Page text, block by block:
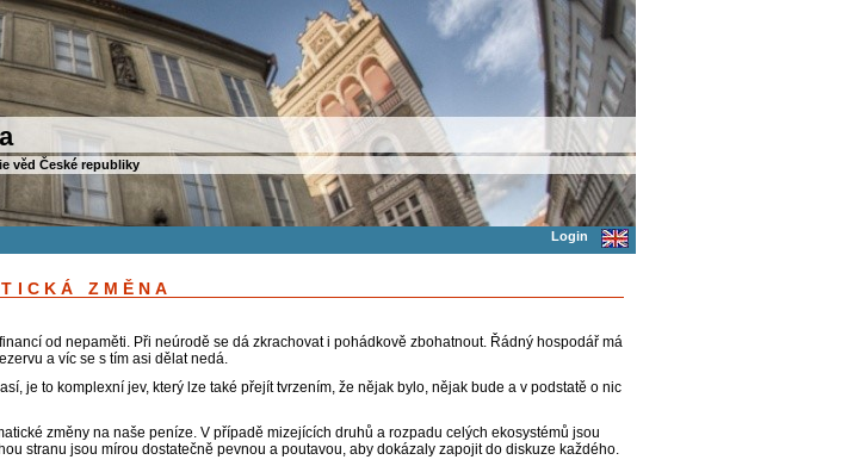
věd České republiky
Login
ZMĚNA
od nepaměti. Při neúrodě se dá zkrachovat i pohádkově zbohatnout. Řádný hospodář má
a víc se s tím asi dělat nedá.
je to komplexní jev, který lze také přejít tvrzením, že nějak bylo, nějak bude a v podstatě o nic
změny na naše peníze. V případě mizejících druhů a rozpadu celých ekosystémů jsou
stranu jsou mírou dostatečně pevnou a poutavou, aby dokázaly zapojit do diskuze každého.